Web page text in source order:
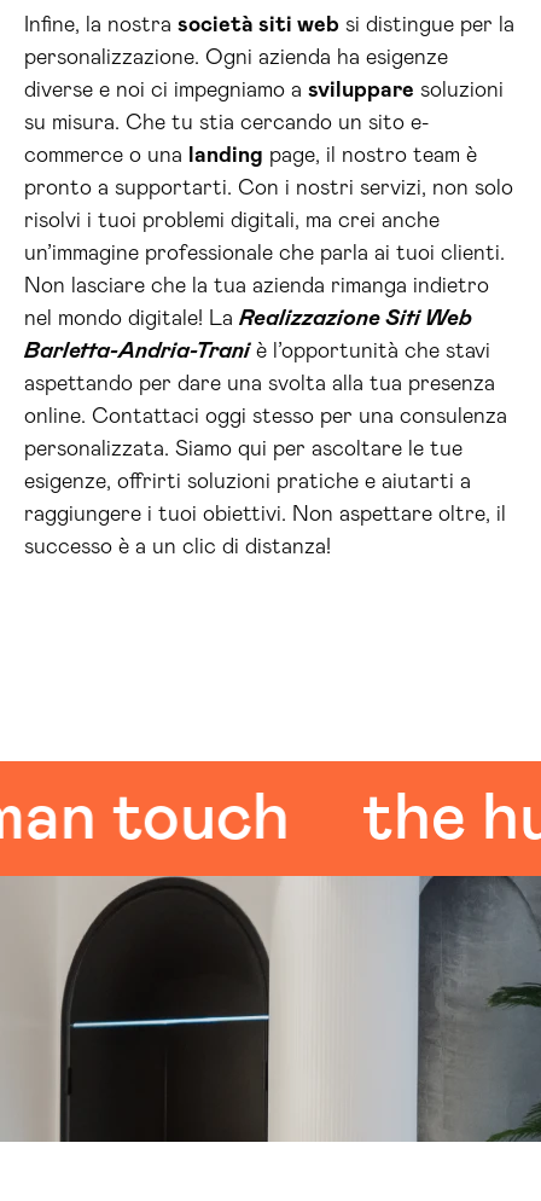
Infine, la nostra società siti web si distingue per la
personalizzazione. Ogni azienda ha esigenze
diverse e noi ci impegniamo a sviluppare soluzioni
su misura. Che tu stia cercando un sito e-
commerce o una
landing page, il nostro team è
pronto a supportarti. Con i nostri servizi, non solo
risolvi i tuoi problemi digitali, ma crei anche
un’immagine professionale che parla ai tuoi clienti.
Non lasciare che la tua azienda rimanga indietro
nel mondo digitale! La Realizzazione Siti Web
Barletta-Andria-Traniè l’opportunità che stavi
aspettando per dare una svolta alla tua presenza
online. Contattaci oggi stesso per una consulenza
personalizzata. Siamo qui per ascoltare le tue
esigenze, offrirti soluzioni pratiche e aiutarti a
raggiungere i tuoi obiettivi. Non aspettare oltre, il
successo è a un clic di distanza!
the